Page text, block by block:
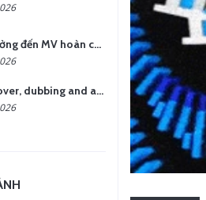
Từ ý tưởng đến MV hoàn chỉnh: giải pháp trọn gói tại YCN Media
Voice over, dubbing and audio production services in Vietnam for global content